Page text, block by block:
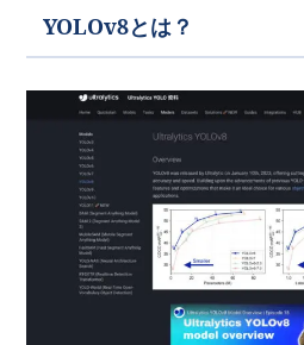
YOLOv8とは？